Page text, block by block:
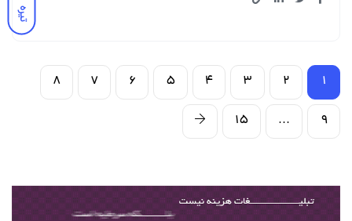
تیره
۱ ۲ ۳ ۴ ۵ ۶ ۷ ۸
۹ … ۱۵